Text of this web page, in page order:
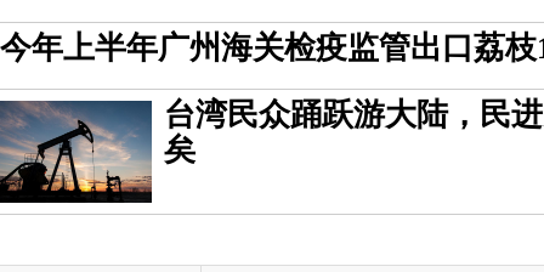
今年上半年广州海关检疫监管出口荔枝
台湾民众踊跃游大陆，民
矣